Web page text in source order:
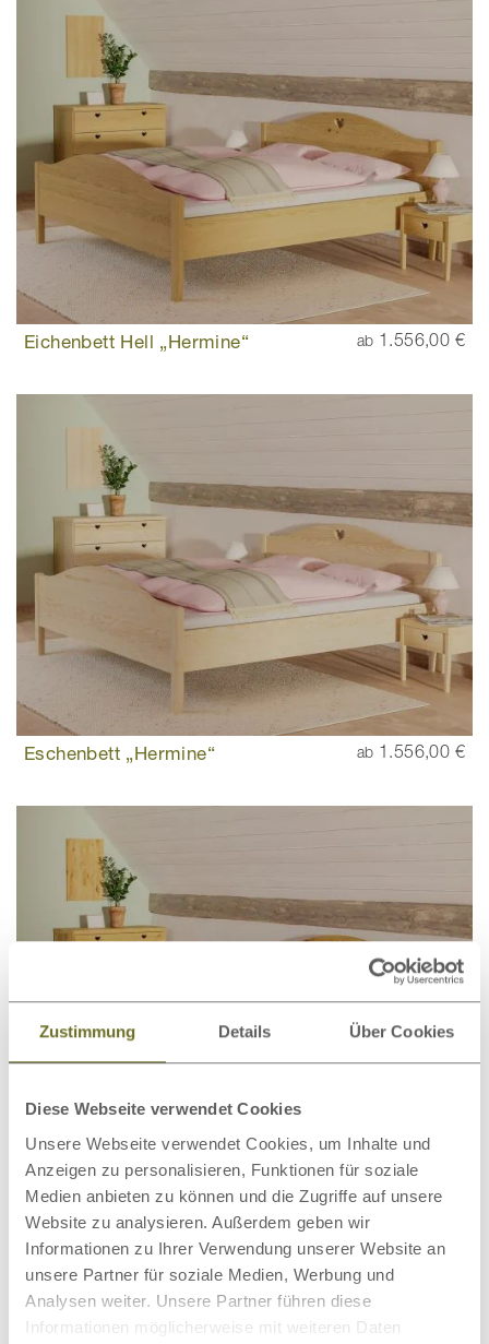
Zustimmung Details Über Cookies
Diese Webseite verwendet Cookies
Unsere Webseite verwendet Cookies, um Inhalte und
Anzeigen zu personalisieren, Funktionen für soziale
Medien anbieten zu können und die Zugriffe auf unsere
Website zu analysieren. Außerdem geben wir
Informationen zu Ihrer Verwendung unserer Website an
unsere Partner für soziale Medien, Werbung und
Analysen weiter. Unsere Partner führen diese
Informationen möglicherweise mit weiteren Daten
Eichenbett Hell „Hermine“ ab 1.556,00 €
Eschenbett „Hermine“ ab 1.556,00 €
Wildeichenbett „Hermine“ ab1.556,00 €